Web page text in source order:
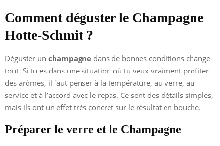
Comment déguster le Champagne
Hotte-Schmit ?
Déguster un champagne dans de bonnes conditions change
tout. Si tu es dans une situation où tu veux vraiment profiter
des arômes, il faut penser à la température, au verre, au
service et à l’accord avec le repas. Ce sont des détails simples,
mais ils ont un effet très concret sur le résultat en bouche.
Préparer le verre et le Champagne